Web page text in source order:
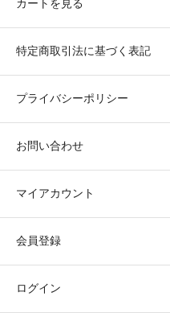
カートを見る
特定商取引法に基づく表記
プライバシーポリシー
お問い合わせ
マイアカウント
会員登録
ログイン